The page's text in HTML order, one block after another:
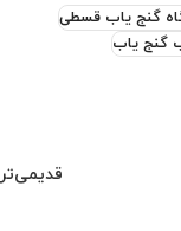
گنج یاب قسطی
گنج یاب
قدیمی‌تر